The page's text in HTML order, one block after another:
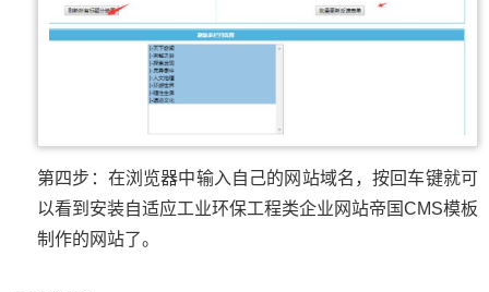
第四步：在浏览器中输入自己的网站域名，按回车键就可
以看到安装自适应工业环保工程类企业网站帝国CMS模板
制作的网站了。